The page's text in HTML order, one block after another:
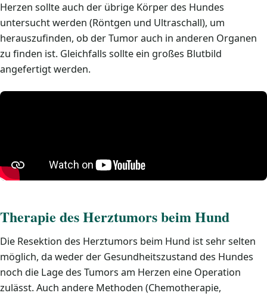
Herzen sollte auch der übrige Körper des Hundes
untersucht werden (Röntgen und Ultraschall), um
herauszufinden, ob der Tumor auch in anderen Organen
zu finden ist. Gleichfalls sollte ein großes Blutbild
angefertigt werden.
Therapie des Herztumors beim Hund
Die Resektion des Herztumors beim Hund ist sehr selten
möglich, da weder der Gesundheitszustand des Hundes
noch die Lage des Tumors am Herzen eine Operation
zulässt. Auch andere Methoden (Chemotherapie,